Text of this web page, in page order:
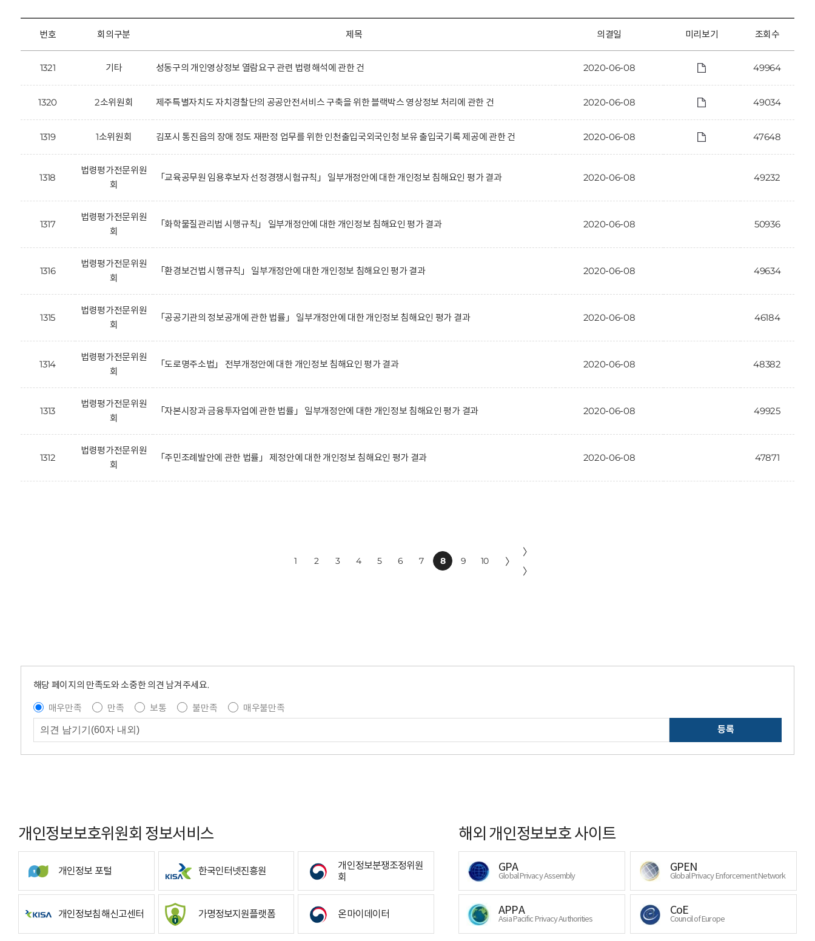
번호 회의구분 제목 의결일 미리보기 조회수
1321 기타 성동구의 개인영상정보 열람요구 관련 법령해석에 관한 건 2020-06-08 49964
1320 2소위원회 제주특별자치도 자치경찰단의 공공안전서비스 구축을 위한 블랙박스 영상정보 처리에 관한 건 2020-06-08 49034
1319 1소위원회 김포시 통진읍의 장애 정도 재판정 업무를 위한 인천출입국외국인청 보유 출입국기록 제공에 관한 건 2020-06-08 47648
1318
법령평가전문위원
회
「교육공무원 임용후보자 선정경쟁시험규칙」 일부개정안에 대한 개인정보 침해요인 평가 결과 2020-06-08 49232
1317
법령평가전문위원
회
「화학물질관리법 시행규칙」 일부개정안에 대한 개인정보 침해요인 평가 결과 2020-06-08 50936
1316
법령평가전문위원
회
「환경보건법 시행규칙」 일부개정안에 대한 개인정보 침해요인 평가 결과 2020-06-08 49634
1315
법령평가전문위원
회
「공공기관의 정보공개에 관한 법률」 일부개정안에 대한 개인정보 침해요인 평가 결과 2020-06-08 46184
1314
법령평가전문위원
회
「도로명주소법」 전부개정안에 대한 개인정보 침해요인 평가 결과 2020-06-08 48382
1313
법령평가전문위원
회
「자본시장과 금융투자업에 관한 법률」 일부개정안에 대한 개인정보 침해요인 평가 결과 2020-06-08 49925
1312
법령평가전문위원
회
「주민조례발안에 관한 법률」 제정안에 대한 개인정보 침해요인 평가 결과 2020-06-08 47871
1 2 3 4 5 6 7 8 9 10 〉
〉
〉
해당 페이지의 만족도와 소중한 의견 남겨주세요.
매우만족
만족 보통 불만족
매우불만족
등록
개인정보보호위원회 정보서비스
개인정보 포털 한국인터넷진흥원
개인정보분쟁조정위원
회
개인정보침해신고센터 가명정보지원플랫폼 온마이데이터
해외 개인정보보호 사이트
GPA
Global Privacy Assembly
GPEN
Global Privacy Enforcement Network
APPA
Asia Pacific Privacy Authorities
CoE
Council of Europe